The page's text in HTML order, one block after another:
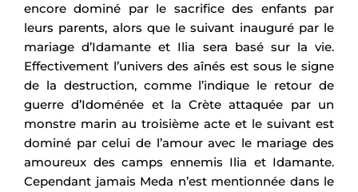
encore dominé par le sacrifice des enfants par
leurs parents, alors que le suivant inauguré par le
mariage d’Idamante et Ilia sera basé sur la vie.
Effectivement l’univers des aînés est sous le signe
de la destruction, comme l’indique le retour de
guerre d’Idoménée et la Crète attaquée par un
monstre marin au troisième acte et le suivant est
dominé par celui de l’amour avec le mariage des
amoureux des camps ennemis Ilia et Idamante.
Cependant jamais Meda n’est mentionnée dans le